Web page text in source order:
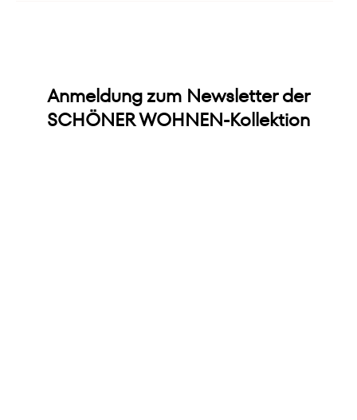
Anmeldung zum Newsletter der
SCHÖNER WOHNEN-Kollektion